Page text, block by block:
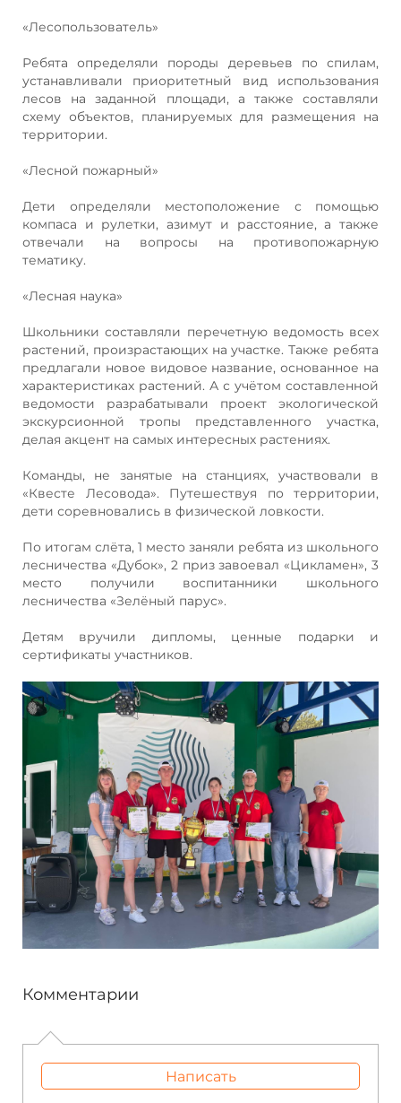
«Лесопользователь»
Ребята определяли породы деревьев по спилам,
устанавливали приоритетный вид использования
лесов на заданной площади, а также составляли
схему объектов, планируемых для размещения на
территории.
«Лесной пожарный»
Дети определяли местоположение с помощью
компаса и рулетки, азимут и расстояние, а также
отвечали на вопросы на противопожарную
тематику.
«Лесная наука»
Школьники составляли перечетную ведомость всех
растений, произрастающих на участке. Также ребята
предлагали новое видовое название, основанное на
характеристиках растений. А с учётом составленной
ведомости разрабатывали проект экологической
экскурсионной тропы представленного участка,
делая акцент на самых интересных растениях.
Команды, не занятые на станциях, участвовали в
«Квесте Лесовода». Путешествуя по территории,
дети соревновались в физической ловкости.
По итогам слёта, 1 место заняли ребята из школьного
лесничества «Дубок», 2 приз завоевал «Цикламен», 3
место получили воспитанники школьного
лесничества «Зелёный парус».
Детям вручили дипломы, ценные подарки и
сертификаты участников.
Комментарии
Написать